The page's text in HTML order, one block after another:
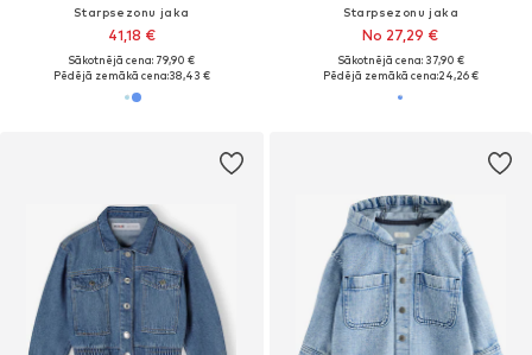
Starpsezonu jaka
41,18 €
Sākotnējā cena: 79,90 €
Pēdējā zemākā cena:38,43 €
Starpsezonu jaka
No 27,29 €
Sākotnējā cena: 37,90 €
Pēdējā zemākā cena:24,26 €